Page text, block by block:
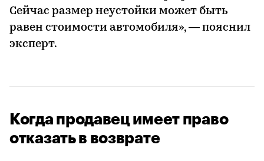
Сейчас размер неустойки может быть
равен стоимости автомобиля», — пояснил
эксперт.
Когда продавец имеет право
отказать в возврате